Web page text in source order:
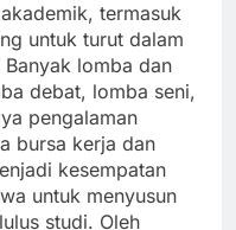
termasuk
untuk turut dalam
lomba dan
debat, lomba seni,
pengalaman
bursa kerja dan
kesempatan
untuk menyusun
studi. Oleh